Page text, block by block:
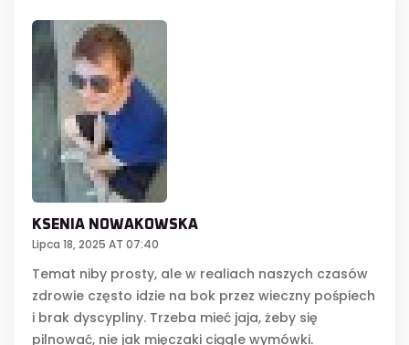
KSENIA NOWAKOWSKA
Lipca 18, 2025 AT 07:40
Temat niby prosty, ale w realiach naszych czasów
zdrowie często idzie na bok przez wieczny pośpiech
i brak dyscypliny. Trzeba mieć jaja, żeby się
pilnować, nie jak mięczaki ciągle wymówki.